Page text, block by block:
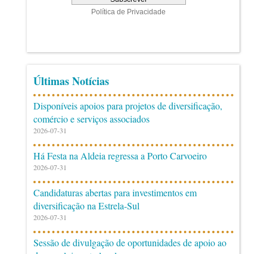
Últimas Notícias
Disponíveis apoios para projetos de diversificação,
comércio e serviços associados
2026-07-31
Há Festa na Aldeia regressa a Porto Carvoeiro
2026-07-31
Candidaturas abertas para investimentos em
diversificação na Estrela-Sul
2026-07-31
Sessão de divulgação de oportunidades de apoio ao